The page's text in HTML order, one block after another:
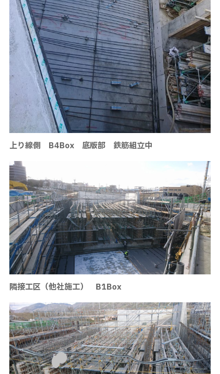
上り線側 B4Box 底版部 鉄筋組立中
隣接工区（他社施工） B1Box